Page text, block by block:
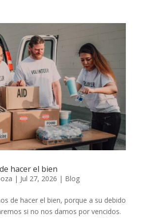
hacer el bien
| Jul 27, 2026 | Blog
de hacer el bien, porque a su debido
si no nos damos por vencidos.